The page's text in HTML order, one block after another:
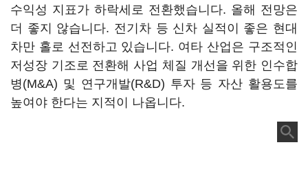
수익성 지표가 하락세로 전환했습니다. 올해 전망은
더 좋지 않습니다. 전기차 등 신차 실적이 좋은 현대
차만 홀로 선전하고 있습니다. 여타 산업은 구조적인
저성장 기조로 전환해 사업 체질 개선을 위한 인수합
병(M&A) 및 연구개발(R&D) 투자 등 자산 활용도를
높여야 한다는 지적이 나옵니다.